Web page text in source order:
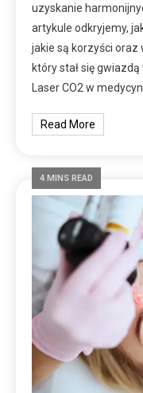
uzyskanie
artykule odkryjemy,
jakie są korzyści oraz
który stał się
Laser CO2 w
Read More
4 MINS READ